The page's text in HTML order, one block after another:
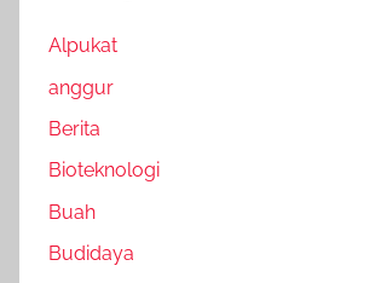
Alpukat
anggur
Berita
Bioteknologi
Buah
Budidaya